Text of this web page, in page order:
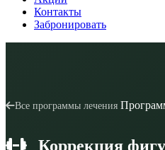
Контакты
Забронировать
Все программы лечения
Коррекция